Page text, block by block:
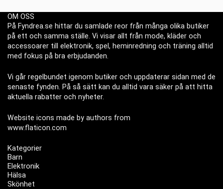
OM OSS
På Fyndrea.se hittar du samlade reor från många olika butiker
på ett och samma ställe. Vi visar allt från mode, kläder och
accessoarer till elektronik, spel, heminredning och träning alltid
med fokus på bra erbjudanden.
Vi går regelbundet igenom butiker och uppdaterar sidan med de
senaste fynden. På så sätt kan du alltid vara säker på att hitta
aktuella rabatter och nyheter.
Website icons made by authors from
www.flaticon.com
Kategorier
Barn
Elektronik
Hälsa
Skönhet